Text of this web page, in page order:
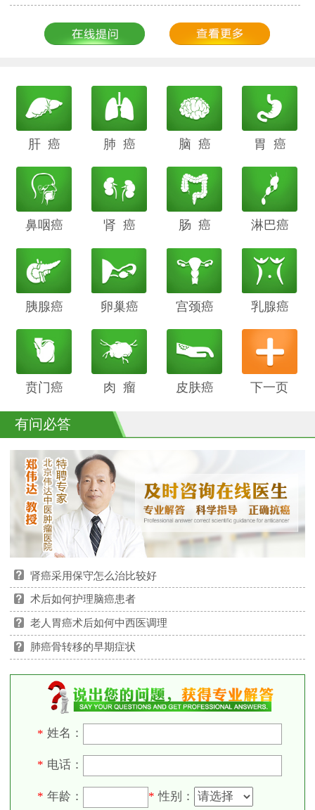
下一页
肝 癌 阴道癌肺 癌 甲状腺癌
脑 癌 前列腺癌
胃 癌
鼻咽癌 胆管癌肾 癌
子宫内膜
癌
肠 癌 膀胱癌
淋巴癌
胰腺癌 鳞癌
卵巢癌 骨癌
宫颈癌 喉癌
乳腺癌
贲门癌 阴茎癌肉 瘤 白血病皮肤癌
有问必答
肾癌采用保守怎么治比较好
术后如何护理脑癌患者
老人胃癌术后如何中西医调理
肺癌骨转移的早期症状
* 姓名：
* 电话：
* 年龄： * 性别：